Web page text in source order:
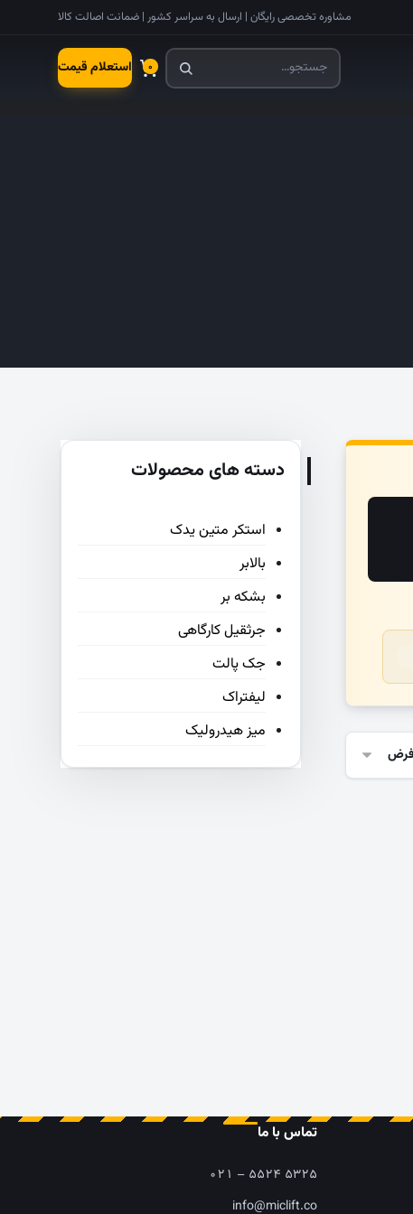
مشاوره تخصصی رایگان | ارسال به سراسر کشور | ضمانت اصالت کالا
۰ استعلام قیمت
دسته های محصولات
استکر متین یدک
بالابر
بشکه بر
جرثقیل کارگاهی
جک پالت
لیفتراک
میز هیدرولیک
تماس با ما
۰۲۱ – ۵۵۲۴ ۵۳۲۵
info@miclift.co